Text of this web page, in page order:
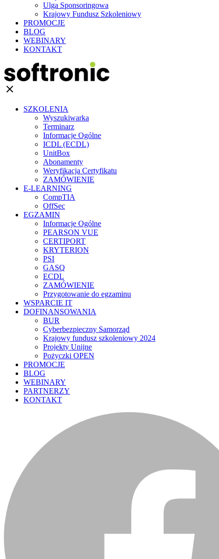
Ulga Sponsoringowa
Krajowy Fundusz Szkoleniowy
PROMOCJE
BLOG
WEBINARY
KONTAKT
clear
SZKOLENIA
Wyszukiwarka
Terminarz
Informacje Ogólne
ICDL (ECDL)
UnitBox
Abonamenty
Weryfikacja Certyfikatu
ZAMÓWIENIE
E-LEARNING
CompTIA
OffSec
EGZAMIN
Informacje Ogólne
PEARSON VUE
CERTIPORT
KRYTERION
PSI
GASQ
ECDL
ZAMÓWIENIE
Przygotowanie do egzaminu
WSPARCIE IT
DOFINANSOWANIA
BUR
Cyberbezpieczny Samorząd
Krajowy fundusz szkoleniowy 2024
Projekty Unijne
Pożyczki OPEN
PROMOCJE
BLOG
WEBINARY
PARTNERZY
KONTAKT